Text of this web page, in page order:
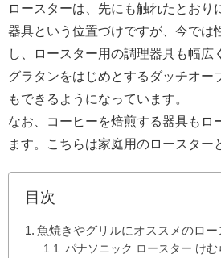
ロースターは、先にも触れたとおり
器具という位置づけですが、今では
し、ロースター用の調理器具も幅広
グラタンをはじめとするダッチオー
もできるようになっています。
なお、コーヒーを焙煎する器具もロ
ます。こちらは家庭用のロースター
目次
魚焼きやグリルにオススメのロー
パナソニック ロースター けむ